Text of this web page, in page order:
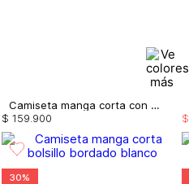
Camiseta manga corta con brillo
$ 159.900 $
30%